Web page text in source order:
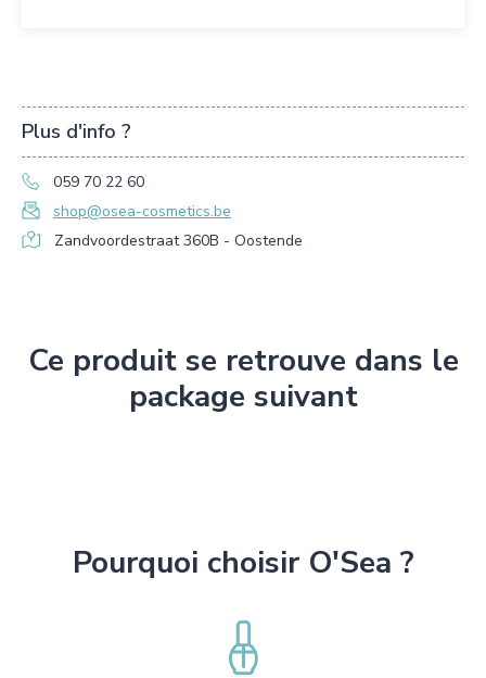
Plus d'info ?
059 70 22 60
shop@osea-cosmetics.be
Zandvoordestraat 360B - Oostende
Ce produit se retrouve dans le
package suivant
Pourquoi choisir O'Sea ?